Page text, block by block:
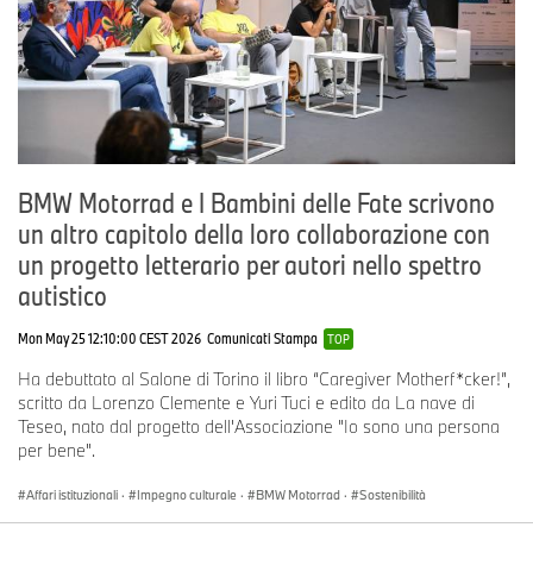
BMW Motorrad e I Bambini delle Fate scrivono
un altro capitolo della loro collaborazione con
un progetto letterario per autori nello spettro
autistico
Mon May 25 12:10:00 CEST 2026 Comunicati Stampa TOP
Ha debuttato al Salone di Torino il libro “Caregiver Motherf*cker!”,
scritto da Lorenzo Clemente e Yuri Tuci e edito da La nave di
Teseo, nato dal progetto dell'Associazione "Io sono una persona
per bene".
Affari istituzionali · Impegno culturale · BMW Motorrad · Sostenibilità